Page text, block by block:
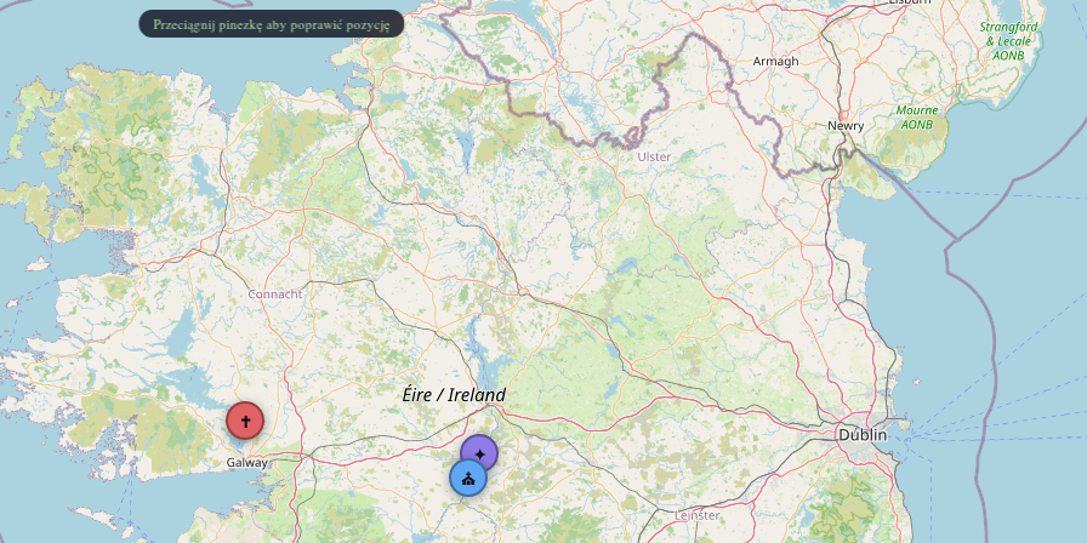
✝
⛪
✦
Przeciągnij pinezkę aby poprawić pozycję